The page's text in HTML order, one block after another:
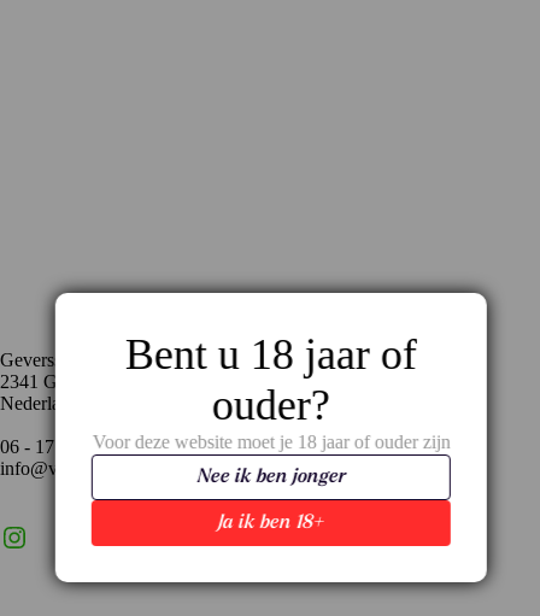
Geversstraat 35
2341 GA Oegstgeest
Nederland
06 - 17 59 02 94
info@vinopronto.nl
InstagramLinkedIn
Bent u 18 jaar of
ouder?
Voor deze website moet je 18 jaar of ouder zijn
Ja ik ben 18+
Nee ik ben jonger